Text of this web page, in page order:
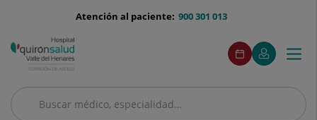
menu-
900 301 013
Atención al paciente:
Buscar
Buscar
menuAcceso
Pedir
cita
Este
enlace
se
en
Mi
Quirónsalud
Este
enlace
se
en
ventana
Menú